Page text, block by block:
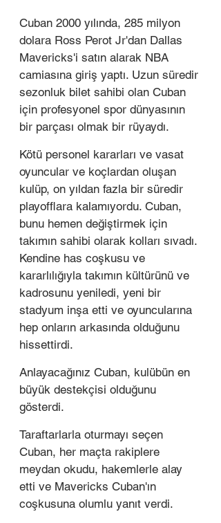
Cuban 2000 yılında, 285 milyon
dolara Ross Perot Jr'dan Dallas
Mavericks'i satın alarak NBA
camiasına giriş yaptı. Uzun süredir
sezonluk bilet sahibi olan Cuban
için profesyonel spor dünyasının
bir parçası olmak bir rüyaydı.
Kötü personel kararları ve vasat
oyuncular ve koçlardan oluşan
kulüp, on yıldan fazla bir süredir
playofflara kalamıyordu. Cuban,
bunu hemen değiştirmek için
takımın sahibi olarak kolları sıvadı.
Kendine has coşkusu ve
kararlılığıyla takımın kültürünü ve
kadrosunu yeniledi, yeni bir
stadyum inşa etti ve oyuncularına
hep onların arkasında olduğunu
hissettirdi.
Anlayacağınız Cuban, kulübün en
büyük destekçisi olduğunu
gösterdi.
Taraftarlarla oturmayı seçen
Cuban, her maçta rakiplere
meydan okudu, hakemlerle alay
etti ve Mavericks Cuban'ın
coşkusuna olumlu yanıt verdi.